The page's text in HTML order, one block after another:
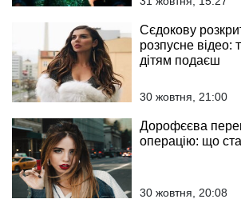
Сєдокову
розпусне відео:
дітям подаєш
30 жовтня, 21:00
Дорофєєва
операцію: що
30 жовтня, 20:08